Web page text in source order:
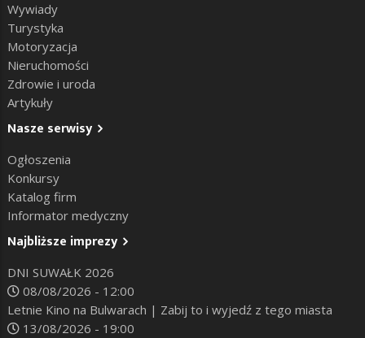
Wywiady
Turystyka
Motoryzacja
Nieruchomości
Zdrowie i uroda
Artykuły
Nasze serwisy
Ogłoszenia
Konkursy
Katalog firm
Informator medyczny
Najbliższe imprezy
DNI SUWAŁK 2026
08/08/2026 - 12:00
Letnie Kino na Bulwarach | Zabij to i wyjedź z tego miasta
13/08/2026 - 19:00